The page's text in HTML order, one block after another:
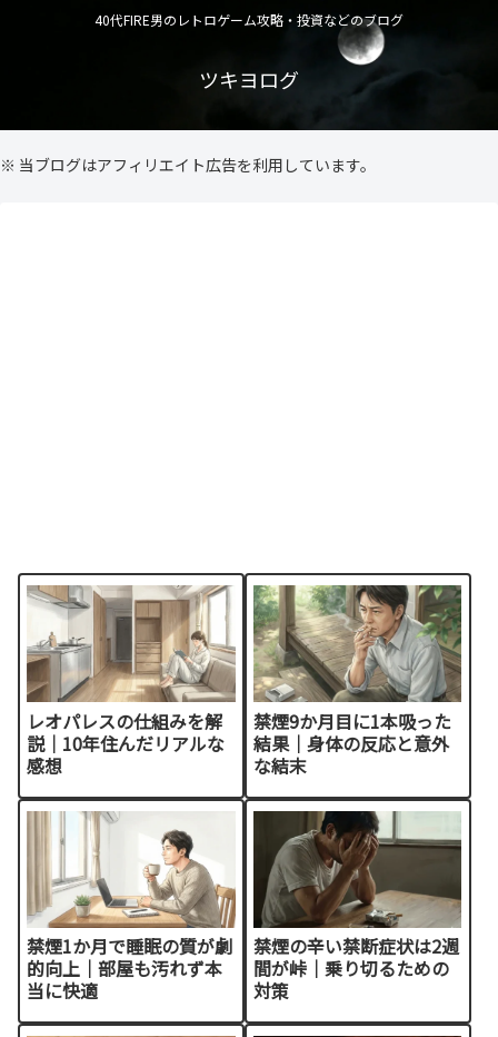
40代FIRE男のレトロゲーム攻略・投資などのブログ
ツキヨログ
※ 当ブログはアフィリエイト広告を利用しています。
レオパレスの仕組みを解
説｜10年住んだリアルな
感想
禁煙9か月目に1本吸った
結果｜身体の反応と意外
な結末
禁煙1か月で睡眠の質が劇
的向上｜部屋も汚れず本
当に快適
禁煙の辛い禁断症状は2週
間が峠｜乗り切るための
対策